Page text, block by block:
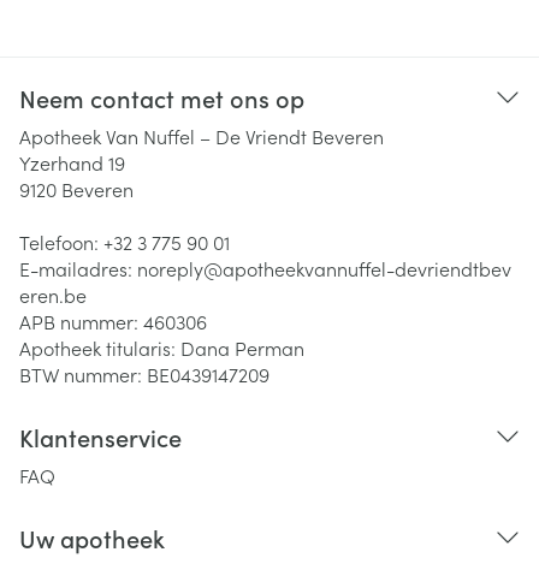
Neem contact met ons op
Apotheek Van Nuffel – De Vriendt Beveren
Yzerhand 19
9120 Beveren
Telefoon: +32 3 775 90 01
E-mailadres: noreply@apotheekvannuffel-devriendtbev
eren.be
APB nummer: 460306
Apotheek titularis: Dana Perman
BTW nummer: BE0439147209
Klantenservice
FAQ
Uw apotheek